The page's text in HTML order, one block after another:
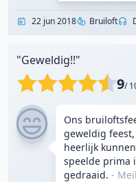
22 jun 2018 Bruiloft
"Geweldig!!"
9/
Ons
geweldig
heerlijk
speelde prima
gedraaid. -